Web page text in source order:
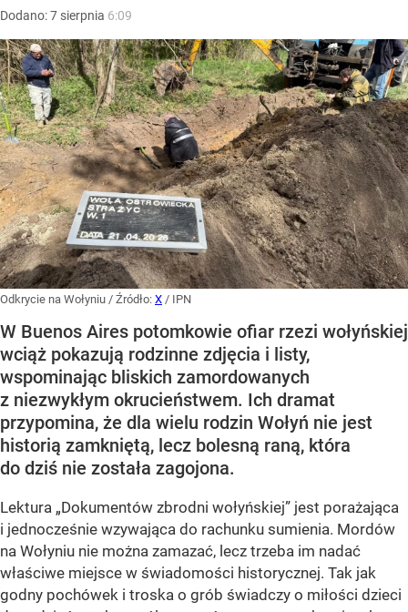
Dodano:7 sierpnia 6:09
Odkrycie na Wołyniu / Źródło: X / IPN
W Buenos Aires potomkowie ofiar rzezi wołyńskiej
wciąż pokazują rodzinne zdjęcia i listy,
wspominając bliskich zamordowanych
z niezwykłym okrucieństwem. Ich dramat
przypomina, że dla wielu rodzin Wołyń nie jest
historią zamkniętą, lecz bolesną raną, która
do dziś nie została zagojona.
Lektura „Dokumentów zbrodni wołyńskiej” jest porażająca
i jednocześnie wzywająca do rachunku sumienia. Mordów
na Wołyniu nie można zamazać, lecz trzeba im nadać
właściwe miejsce w świadomości historycznej. Tak jak
godny pochówek i troska o grób świadczy o miłości dzieci